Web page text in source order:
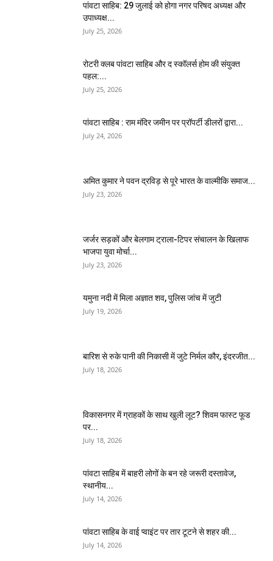
पांवटा साहिब: 29 जुलाई को होगा नगर परिषद अध्यक्ष और
उपाध्यक्ष...
July 25, 2026
​रोटरी क्लब पांवटा साहिब और द स्कॉलर्स होम की संयुक्त
पहल:...
July 25, 2026
पांवटा साहिब : राम मंदिर जमीन पर प्रॉपर्टी डीलरों द्वारा...
July 24, 2026
अमित कुमार ने पवन द्रविड़ से पूरे भारत के वाल्मीकि समाज...
July 23, 2026
जर्जर सड़कों और बेलगाम ट्राला-टिपर संचालन के खिलाफ
भाजपा युवा मोर्चा...
July 23, 2026
यमुना नदी में मिला अज्ञात शव, पुलिस जांच में जुटी
July 19, 2026
बारिश से रुके पानी की निकासी में जुटे निर्मल कौर, इंदरजीत...
July 18, 2026
विकासनगर में ग्राहकों के साथ खुली लूट? शिवम फास्ट फूड
पर...
July 18, 2026
पांवटा साहिब में बाहरी लोगों के बन रहे जरूरी दस्तावेज,
स्थानीय...
July 14, 2026
पांवटा साहिब के वाई प्वाइंट पर तार टूटने से शहर की...
July 14, 2026